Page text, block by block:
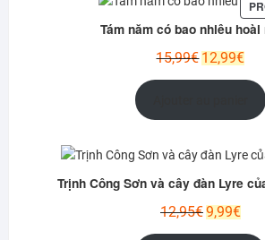
Tám năm có bao nhiêu hoài
15,99€Le
12,99€Le
est :
Trịnh Công Sơn và cây đàn Lyre
12,95€Le
9,99€Le